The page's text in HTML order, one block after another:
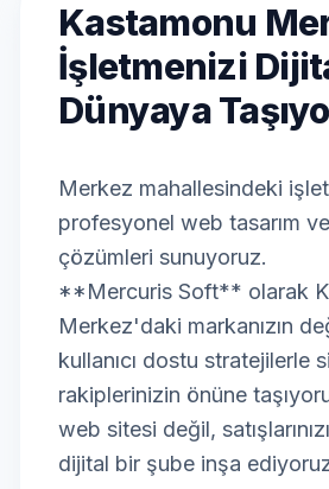
Kastamonu
İşletmenizi
Dünyaya
Merkez mahallesindeki
profesyonel web tasarım
çözümleri sunuyoruz.
**Mercuris Soft** olarak
Merkez'daki markanızın
kullanıcı dostu stratejilerle
rakiplerinizin önüne
web sitesi değil,
dijital bir şube inşa